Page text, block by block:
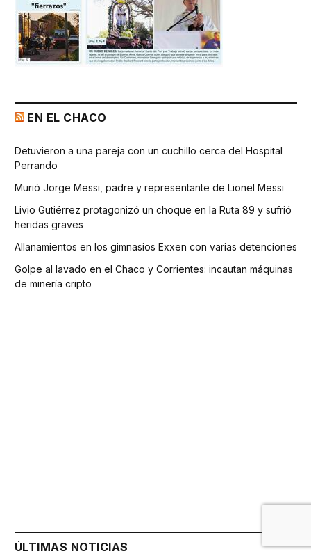
EN EL CHACO
Detuvieron a una pareja con un cuchillo cerca del Hospital
Perrando
Murió Jorge Messi, padre y representante de Lionel Messi
Livio Gutiérrez protagonizó un choque en la Ruta 89 y sufrió
heridas graves
Allanamientos en los gimnasios Exxen con varias detenciones
Golpe al lavado en el Chaco y Corrientes: incautan máquinas
de minería cripto
ÚLTIMAS NOTICIAS